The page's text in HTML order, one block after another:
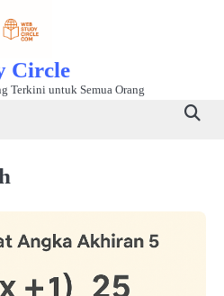
Circle
Terkini untuk Semua Orang